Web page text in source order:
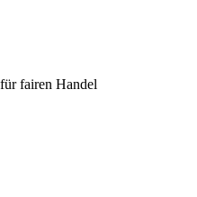
fairen Handel